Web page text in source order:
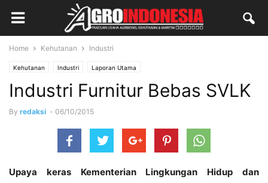
Home Kehutanan Industri
Kehutanan Industri Laporan Utama
Industri Furnitur Bebas SVLK
By redaksi - 06/10/2015
Upaya keras Kementerian Lingkungan Hidup dan